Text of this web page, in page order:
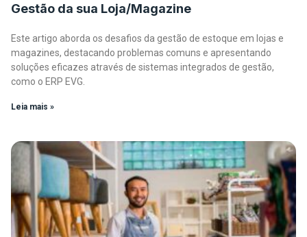
Gestão da sua Loja/Magazine
Este artigo aborda os desafios da gestão de estoque em lojas e
magazines, destacando problemas comuns e apresentando
soluções eficazes através de sistemas integrados de gestão,
como o ERP EVG.
Leia mais »